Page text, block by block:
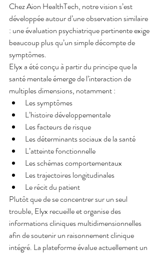
Chez Aion HealthTech, notre vision s’est
développée autour d’une observation similaire
: une évaluation psychiatrique pertinente exige
beaucoup plus qu’un simple décompte de
symptômes.
Elyx a été conçu à partir du principe que la
santé mentale émerge de l’interaction de
multiples dimensions, notamment :
Les symptômes
L’histoire développementale
Les facteurs de risque
Les déterminants sociaux de la santé
L’atteinte fonctionnelle
Les schémas comportementaux
Les trajectoires longitudinales
Le récit du patient
Plutôt que de se concentrer sur un seul
trouble, Elyx recueille et organise des
informations cliniques multidimensionnelles
afin de soutenir un raisonnement clinique
intégré. La plateforme évalue actuellement un